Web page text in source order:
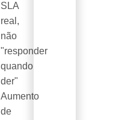
SLA
real,
não
"responder
quando
der"
Aumento
de